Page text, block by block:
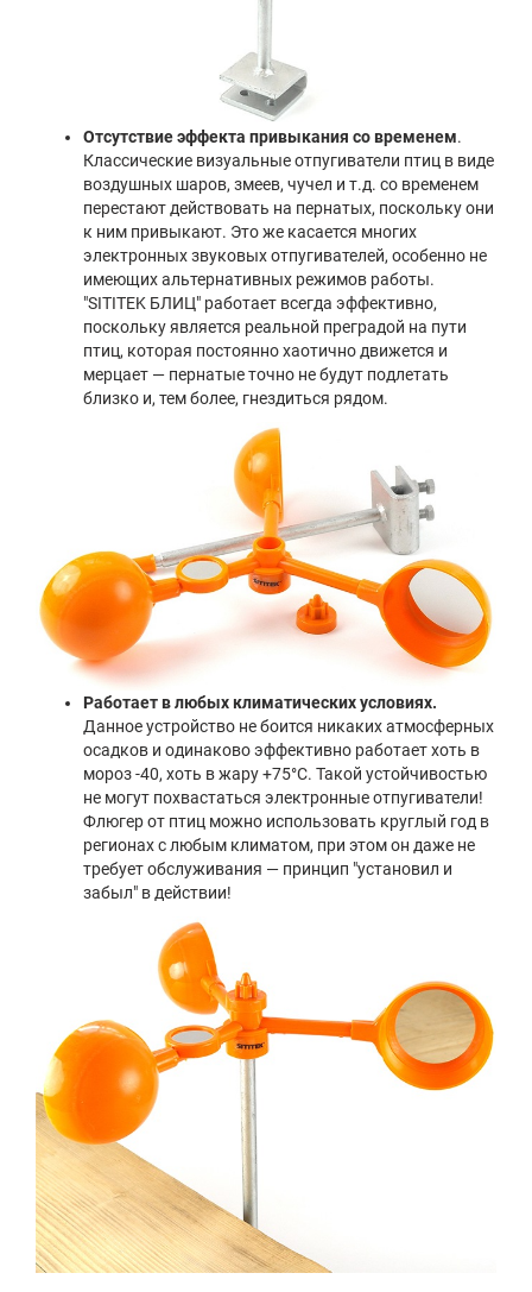
Отсутствие эффекта привыкания со временем.
Классические визуальные отпугиватели птиц в виде
воздушных шаров, змеев, чучел и т.д. со временем
перестают действовать на пернатых, поскольку они
к ним привыкают. Это же касается многих
электронных звуковых отпугивателей, особенно не
имеющих альтернативных режимов работы.
"SITITEK БЛИЦ" работает всегда эффективно,
поскольку является реальной преградой на пути
птиц, которая постоянно хаотично движется и
мерцает — пернатые точно не будут подлетать
близко и, тем более, гнездиться рядом.
Работает в любых климатических условиях.
Данное устройство не боится никаких атмосферных
осадков и одинаково эффективно работает хоть в
мороз -40, хоть в жару +75°C. Такой устойчивостью
не могут похвастаться электронные отпугиватели!
Флюгер от птиц можно использовать круглый год в
регионах с любым климатом, при этом он даже не
требует обслуживания — принцип "установил и
забыл" в действии!